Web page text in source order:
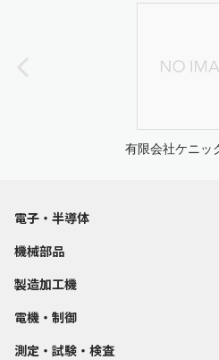
有限会社ケニッ
電子・半導体
機械部品
製造加工機
電機・制御
測定・試験・検査